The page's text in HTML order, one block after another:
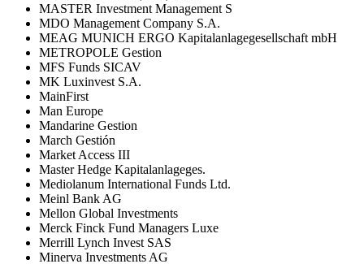
MASTER Investment Management S
MDO Management Company S.A.
MEAG MUNICH ERGO Kapitalanlagegesellschaft mbH
METROPOLE Gestion
MFS Funds SICAV
MK Luxinvest S.A.
MainFirst
Man Europe
Mandarine Gestion
March Gestión
Market Access III
Master Hedge Kapitalanlageges.
Mediolanum International Funds Ltd.
Meinl Bank AG
Mellon Global Investments
Merck Finck Fund Managers Luxe
Merrill Lynch Invest SAS
Minerva Investments AG